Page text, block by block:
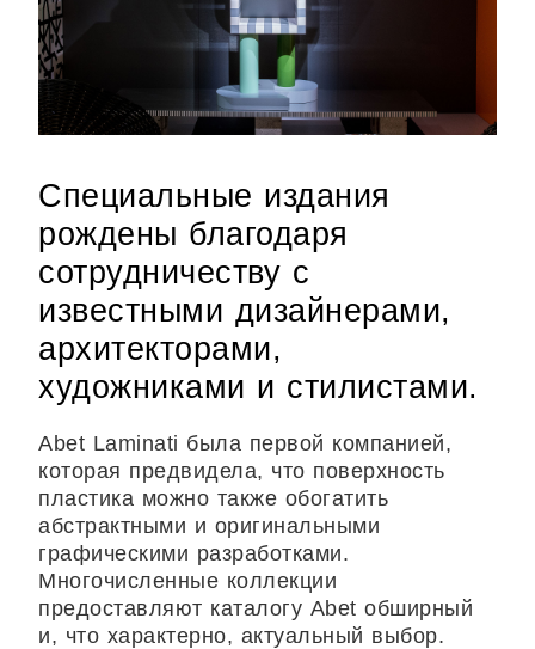
Специальные издания
рождены благодаря
сотрудничеству с
известными дизайнерами,
архитекторами,
художниками и стилистами.
Abet Laminati была первой компанией,
которая предвидела, что поверхность
пластика можно также обогатить
абстрактными и оригинальными
графическими разработками.
Многочисленные коллекции
предоставляют каталогу Abet обширный
и, что характерно, актуальный выбор.